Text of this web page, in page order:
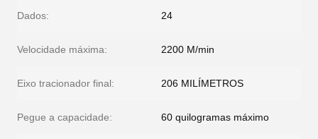
Dados: 24
Velocidade máxima: 2200 M/min
Eixo tracionador final: 206 MILÍMETROS
Pegue a capacidade: 60 quilogramas máximo